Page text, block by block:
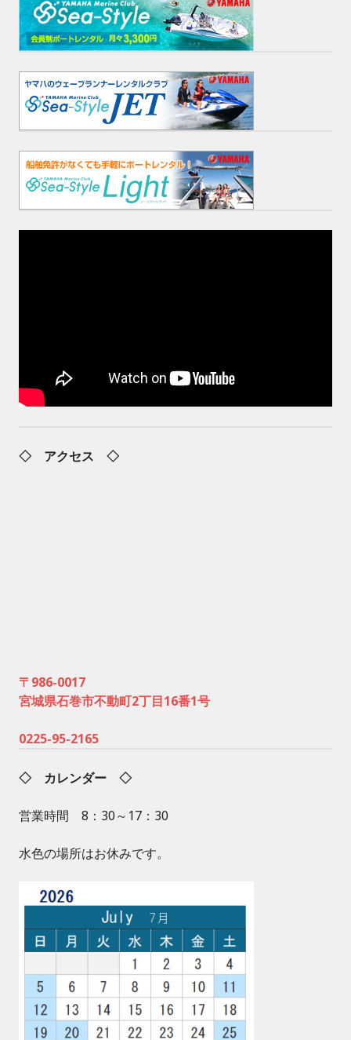
◇ アクセス ◇
〒986-0017
宮城県石巻市不動町2丁目16番1号
0225-95-2165
◇ カレンダー ◇
営業時間 8：30～17：30
水色の場所はお休みです。